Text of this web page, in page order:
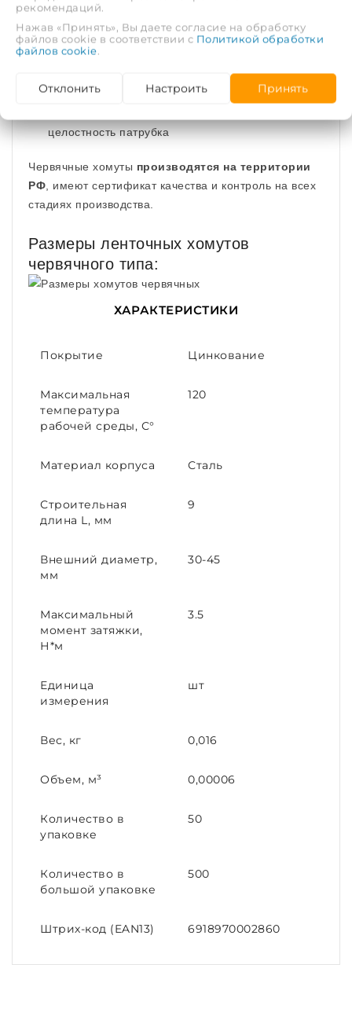
отличие от дешевых зарубежных аналогов
поверхность шланга не повреждается
целостность патрубка
Червячные хомуты производятся на территории
РФ , имеют сертификат качества и контроль на всех
стадиях производства.
Размеры ленточных хомутов
червячного типа:
ХАРАКТЕРИСТИКИ
Покрытие Цинкование
Максимальная
температура
рабочей среды, С°
120
Материал корпуса Сталь
Строительная
длина L, мм
9
Внешний диаметр,
мм
30-45
Максимальный
момент затяжки,
Н*м
3.5
Единица
измерения
шт
Вес, кг 0,016
Объем, м³ 0,00006
Количество в
упаковке
50
Количество в
большой упаковке
500
Штрих-код (EAN13) 6918970002860
рекомендаций.
Нажав «Принять», Вы даете согласие на обработку
файлов cookie в соответствии с Политикой обработки
файлов cookie.
Отклонить Настроить Принять